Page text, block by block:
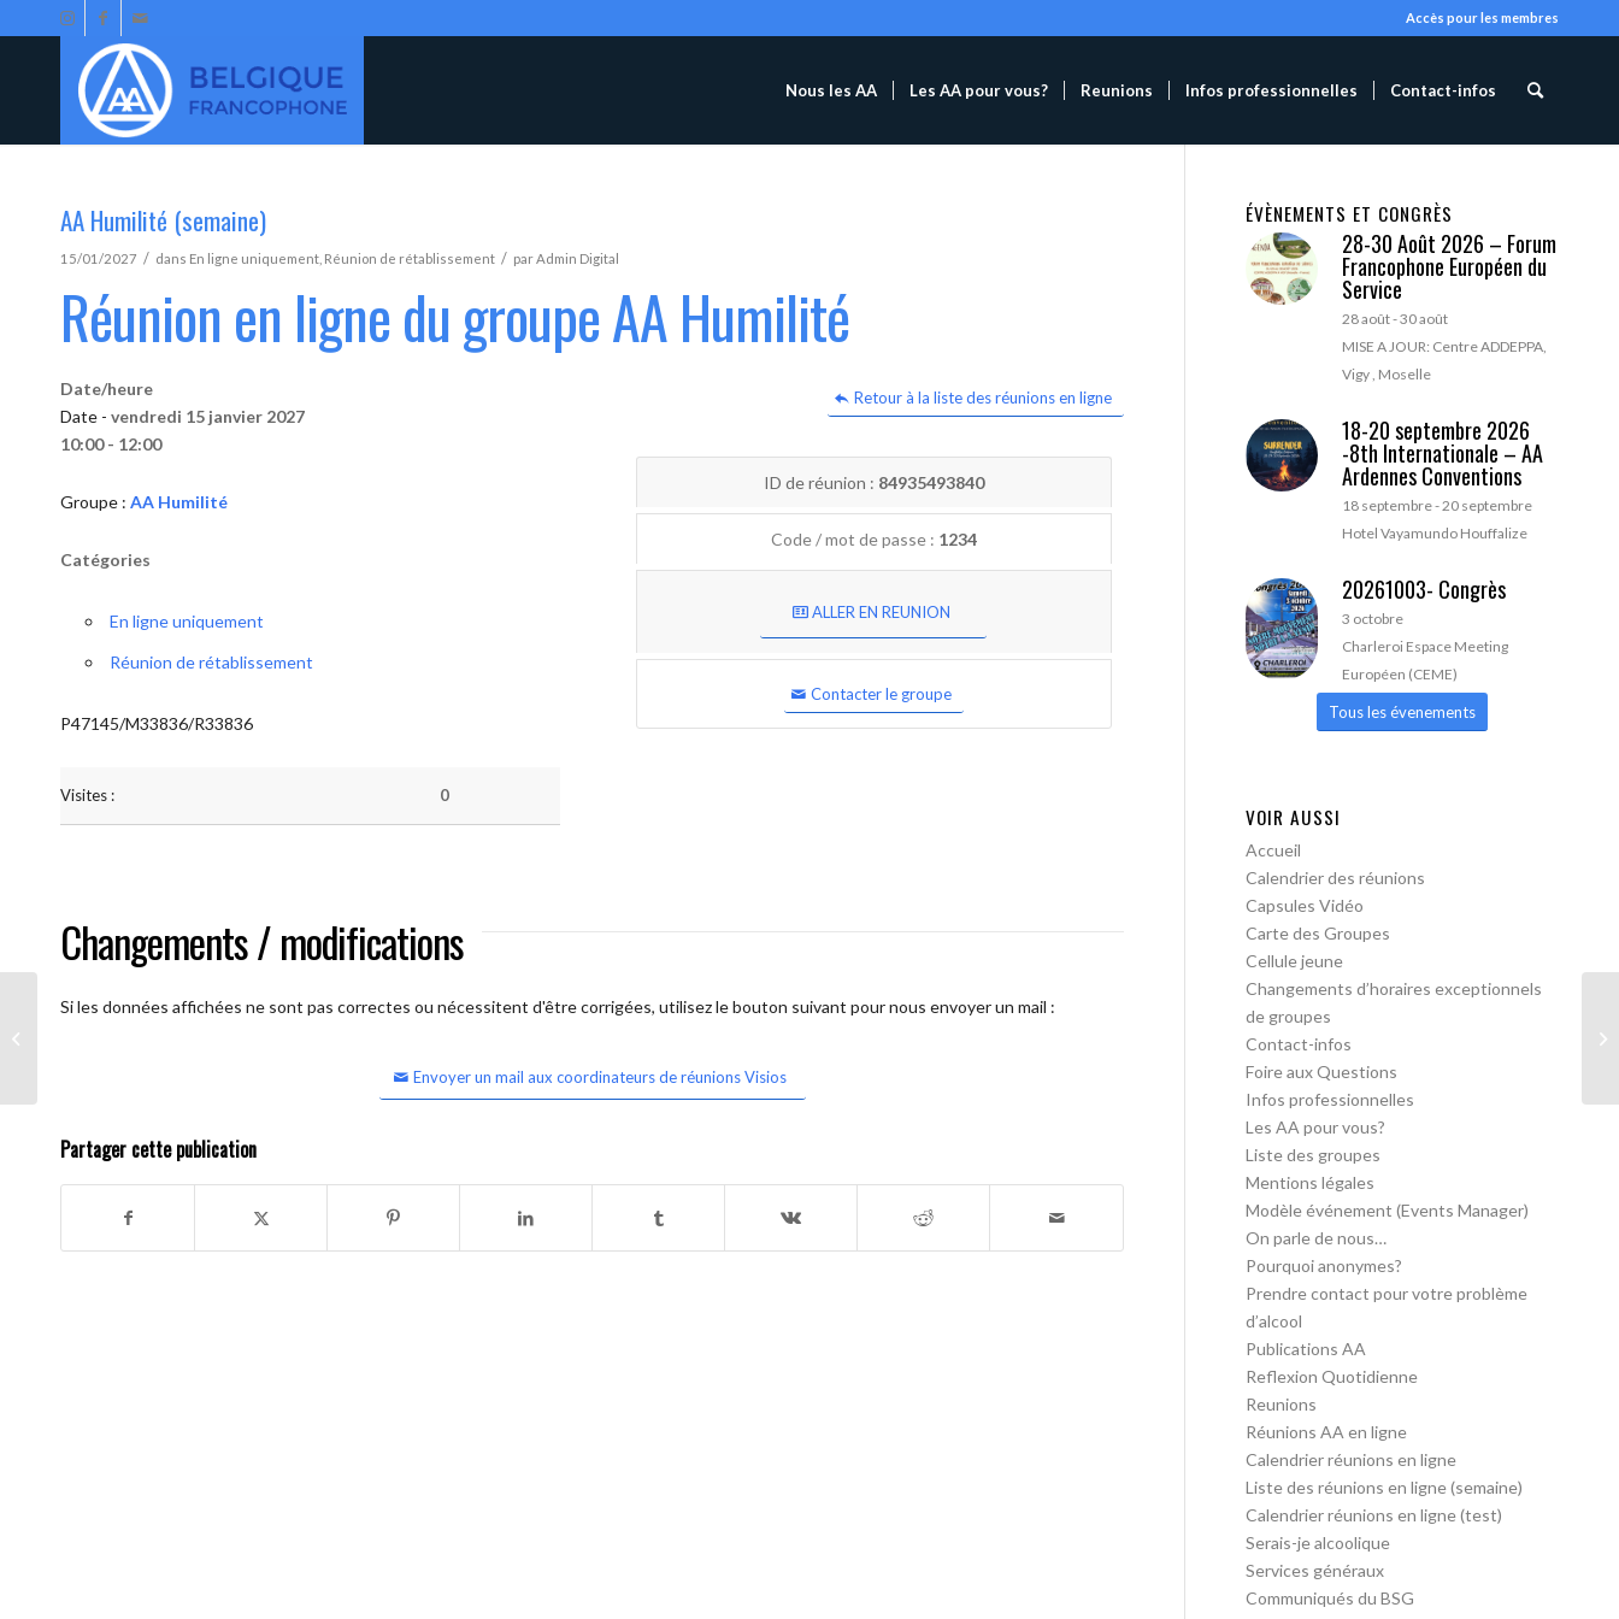
Accès pour les membres
Nous les AA Les AA pour vous? Reunions Infos professionnelles Contact-infos
AA Humilité (semaine)
15/01/2027 / dans En ligne uniquement Réunion de rétablissement / parAdmin Digital
Réunion en ligne du groupe AA Humilité
Retour à la liste des réunions en ligne
Date/heure
Date - vendredi 15 janvier 2027
10:00 - 12:00
Groupe : AA Humilité
Catégories
En ligne uniquement
Réunion de rétablissement
P47145/M33836/R33836
Visites : 0
ID de réunion : 84935493840
Code / mot de passe : 1234
ALLER EN REUNION
Contacter le groupe
Changements / modifications
Si les données affichées ne sont pas correctes ou nécessitent d'être corrigées, utilisez le bouton suivant pour nous envoyer un mail :
Envoyer un mail aux coordinateurs de réunions Visios
Partager cette publication
ÉVÈNEMENTS ET CONGRÈS
28-30 Août 2026 – Forum
Francophone Européen du
Service
28 août-30 août
MISE A JOUR: Centre ADDEPPA,
Vigy , Moselle
18-20 septembre 2026
-8th Internationale – AA
Ardennes Conventions
18 septembre-20 septembre
Hotel Vayamundo Houffalize
20261003- Congrès
3 octobre
Charleroi Espace Meeting
Européen (CEME)
Tous les évenements
VOIR AUSSI
Accueil
Calendrier des réunions
Capsules Vidéo
Carte des Groupes
Cellule jeune
Changements d’horaires exceptionnels
de groupes
Contact-infos
Foire aux Questions
Infos professionnelles
Les AA pour vous?
Liste des groupes
Mentions légales
Modèle événement (Events Manager)
On parle de nous…
Pourquoi anonymes?
Prendre contact pour votre problème
d’alcool
Publications AA
Reflexion Quotidienne
Reunions
Réunions AA en ligne
Calendrier réunions en ligne
Liste des réunions en ligne (semaine)
Calendrier réunions en ligne (test)
Serais-je alcoolique
Services généraux
Communiqués du BSG